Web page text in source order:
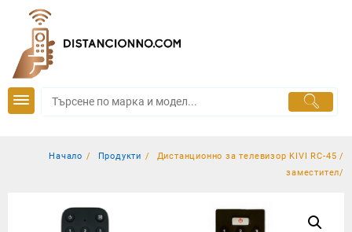
content
Начало Продукти
Дистанционно за телевизор KIVI RC-45 /
заместител/